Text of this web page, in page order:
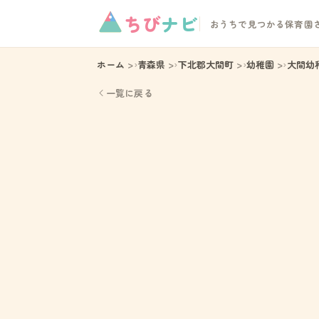
ちびナビ おうちで見つかる保育園
ホーム 青森県 下北郡大間町 幼稚園 大間幼
一覧に戻る